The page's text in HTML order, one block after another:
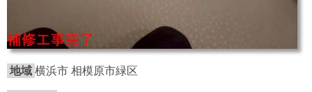
地域 横浜市 相模原市緑区